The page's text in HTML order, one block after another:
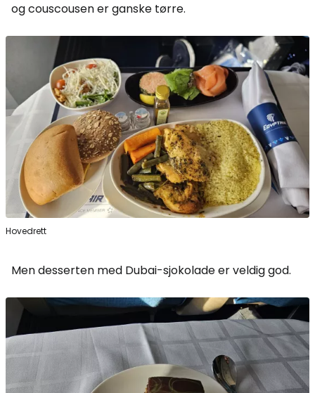
og couscousen er ganske tørre.
Hovedrett
Men desserten med Dubai-sjokolade er veldig god.